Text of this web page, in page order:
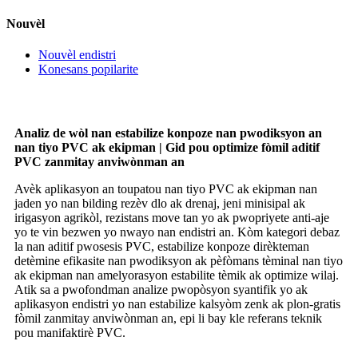
Nouvèl
Nouvèl endistri
Konesans popilarite
Analiz de wòl nan estabilize konpoze nan pwodiksyon an
nan tiyo PVC ak ekipman | Gid pou optimize fòmil aditif
PVC zanmitay anviwònman an
Avèk aplikasyon an toupatou nan tiyo PVC ak ekipman nan
jaden yo nan bilding rezèv dlo ak drenaj, jeni minisipal ak
irigasyon agrikòl, rezistans move tan yo ak pwopriyete anti-aje
yo te vin bezwen yo nwayo nan endistri an. Kòm kategori debaz
la nan aditif pwosesis PVC, estabilize konpoze dirèkteman
detèmine efikasite nan pwodiksyon ak pèfòmans tèminal nan tiyo
ak ekipman nan amelyorasyon estabilite tèmik ak optimize wilaj.
Atik sa a pwofondman analize pwopòsyon syantifik yo ak
aplikasyon endistri yo nan estabilize kalsyòm zenk ak plon-gratis
fòmil zanmitay anviwònman an, epi li bay kle referans teknik
pou manifaktirè PVC.